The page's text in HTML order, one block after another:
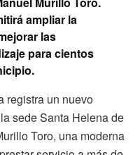
ampliar la
las
para cientos
registra un nuevo
sede Santa Helena de
Toro, una moderna